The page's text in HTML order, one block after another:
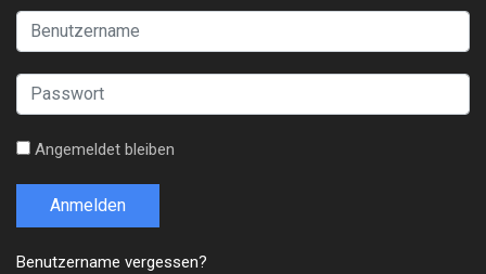
Angemeldet bleiben
Anmelden
Benutzername vergessen?